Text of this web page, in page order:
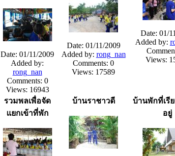
Date: 01/11/2009
Added by:
rong_nan
Comments: 0
Views: 16943
Date: 01/11/2009
Added by: rong_nan
Comments: 0
Views: 17589
Date: 01/
Added by:
Views:
รวมพลเพื่อจัด
แยกเข้าที่พัก
บ้านราชาวดี
บ้านพักที่เรี
อยู่